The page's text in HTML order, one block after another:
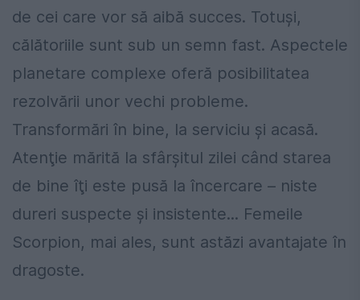
de cei care vor să aibă succes. Totuşi,
călătoriile sunt sub un semn fast. Aspectele
planetare complexe oferă posibilitatea
rezolvării unor vechi probleme.
Transformări în bine, la serviciu şi acasă.
Atenţie mărită la sfârşitul zilei când starea
de bine îţi este pusă la încercare – niste
dureri suspecte şi insistente... Femeile
Scorpion, mai ales, sunt astăzi avantajate în
dragoste.